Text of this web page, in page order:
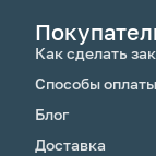
Как сделать
Способы оплаты
Блог
Доставка